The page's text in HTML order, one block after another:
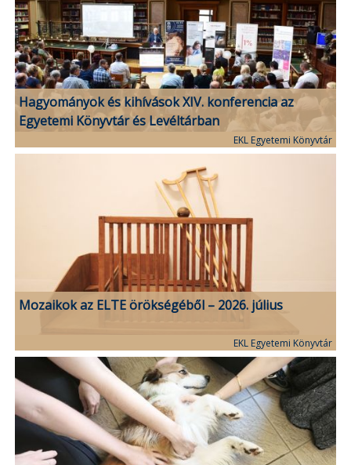
Hagyományok és kihívások XIV. konferencia az
Egyetemi Könyvtár és Levéltárban
EKL Egyetemi Könyvtár
Mozaikok az ELTE örökségéből – 2026. július
EKL Egyetemi Könyvtár